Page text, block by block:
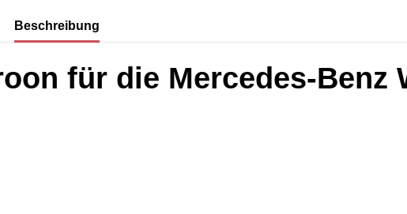
Beschreibung
für die Mercedes-Benz